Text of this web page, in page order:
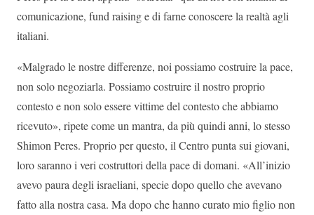
comunicazione, fund raising e di farne conoscere la realtà agli
italiani.
«Malgrado le nostre differenze, noi possiamo costruire la pace,
non solo negoziarla. Possiamo costruire il nostro proprio
contesto e non solo essere vittime del contesto che abbiamo
ricevuto», ripete come un mantra, da più quindi anni, lo stesso
Shimon Peres. Proprio per questo, il Centro punta sui giovani,
loro saranno i veri costruttori della pace di domani. «All’inizio
avevo paura degli israeliani, specie dopo quello che avevano
fatto alla nostra casa. Ma dopo che hanno curato mio figlio non